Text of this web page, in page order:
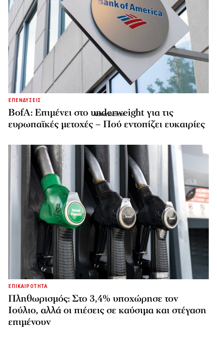
ΕΠΕΝΔΥΣΕΙΣ
BofA: Επιμένει στο underweight για τις
ευρωπαϊκές μετοχές – Πού εντοπίζει ευκαιρίες
ΕΠΙΚΑΙΡΟΤΗΤΑ
Πληθωρισμός: Στο 3,4% υποχώρησε τον
Ιούλιο, αλλά οι πιέσεις σε καύσιμα και στέγαση
επιμένουν